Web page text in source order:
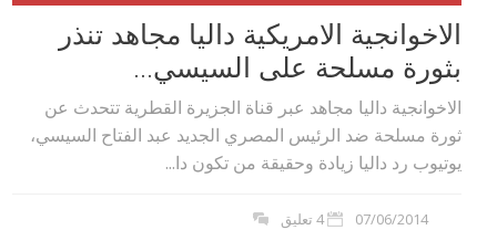
الاخوانجية الامريكية داليا مجاهد تنذر
بثورة مسلحة على السيسي...
الاخوانجية داليا مجاهد عبر قناة الجزيرة القطرية تتحدث عن
ثورة مسلحة ضد الرئيس المصري الجديد عبد الفتاح السيسي،
يوتيوب رد داليا زيادة وحقيقة من تكون دا...
07/06/2014 4 تعليق